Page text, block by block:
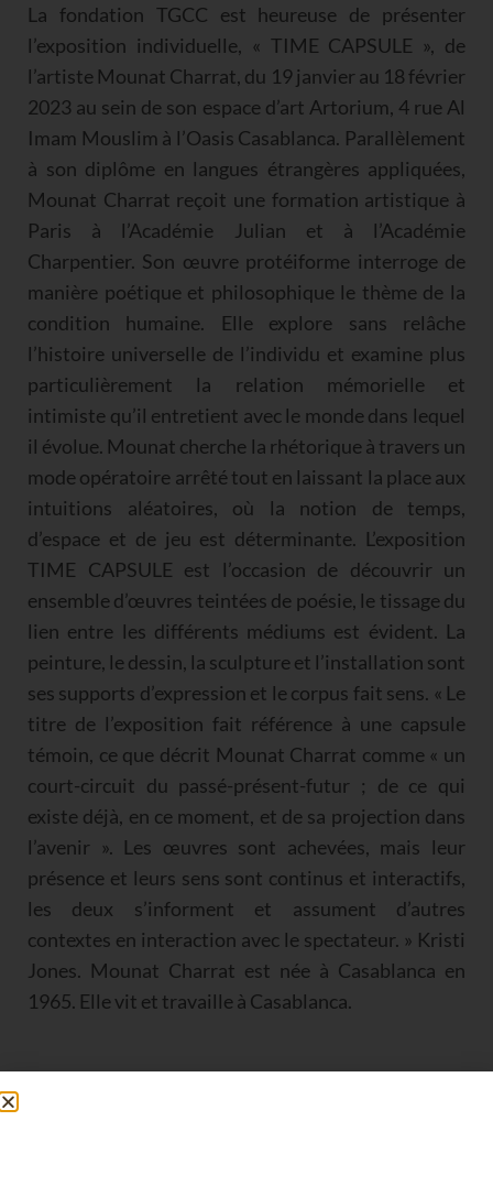
La fondation TGCC est heureuse de présenter
l’exposition individuelle, « TIME CAPSULE », de
l’artiste Mounat Charrat, du 19 janvier au 18 février
2023 au sein de son espace d’art Artorium, 4 rue Al
Imam Mouslim à l’Oasis Casablanca. Parallèlement
à son diplôme en langues étrangères appliquées,
Mounat Charrat reçoit une formation artistique à
Paris à l’Académie Julian et à l’Académie
Charpentier. Son œuvre protéiforme interroge de
manière poétique et philosophique le thème de la
condition humaine. Elle explore sans relâche
l’histoire universelle de l’individu et examine plus
particulièrement la relation mémorielle et
intimiste qu’il entretient avec le monde dans lequel
il évolue. Mounat cherche la rhétorique à travers un
mode opératoire arrêté tout en laissant la place aux
intuitions aléatoires, où la notion de temps,
d’espace et de jeu est déterminante. L’exposition
TIME CAPSULE est l’occasion de découvrir un
ensemble d’œuvres teintées de poésie, le tissage du
lien entre les différents médiums est évident. La
peinture, le dessin, la sculpture et l’installation sont
ses supports d’expression et le corpus fait sens. « Le
titre de l’exposition fait référence à une capsule
témoin, ce que décrit Mounat Charrat comme « un
court-circuit du passé-présent-futur ; de ce qui
existe déjà, en ce moment, et de sa projection dans
l’avenir ». Les œuvres sont achevées, mais leur
présence et leurs sens sont continus et interactifs,
les deux s’informent et assument d’autres
contextes en interaction avec le spectateur. » Kristi
Jones. Mounat Charrat est née à Casablanca en
1965. Elle vit et travaille à Casablanca.